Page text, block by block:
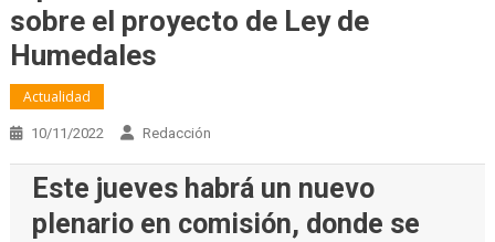
sobre el proyecto de Ley de
Humedales
Actualidad
10/11/2022 Redacción
Este jueves habrá un nuevo
plenario en comisión, donde se